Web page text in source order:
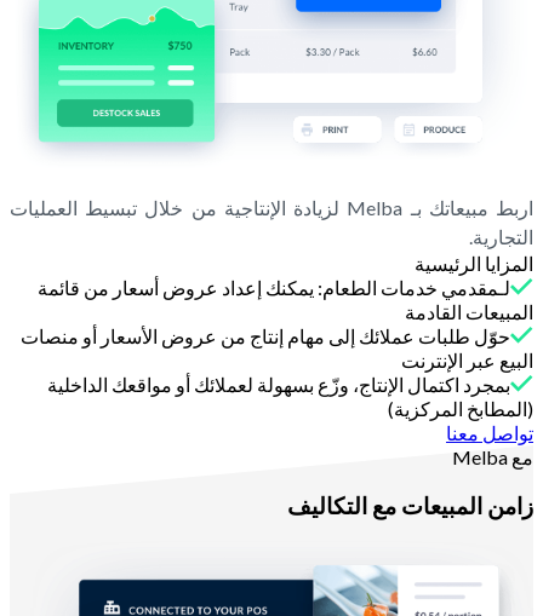
اربط مبيعاتك بـ Melba لزيادة الإنتاجية من خلال تبسيط العمليات
التجارية.
المزايا الرئيسية
لـمقدمي خدمات الطعام: يمكنك إعداد عروض أسعار من قائمة
المبيعات القادمة
حوّل طلبات عملائك إلى مهام إنتاج من عروض الأسعار أو منصات
البيع عبر الإنترنت
بمجرد اكتمال الإنتاج، وزّع بسهولة لعملائك أو مواقعك الداخلية
(المطابخ المركزية)
تواصل معنا
مع Melba
زامن المبيعات مع التكاليف